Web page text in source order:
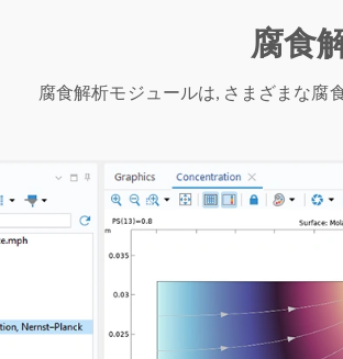
腐食
腐食解析モジュールは, さまざまな腐